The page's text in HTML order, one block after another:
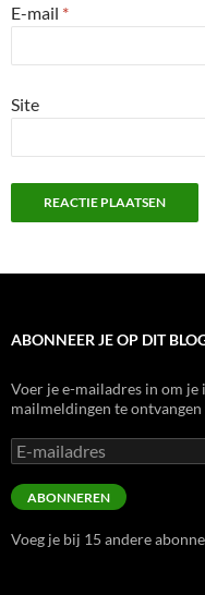
E-mail *
Site
ABONNEER JE OP DIT
Voer je e-mailadres in om
mailmeldingen te
E-
mailadres
ABONNEREN
Voeg je bij 15 andere